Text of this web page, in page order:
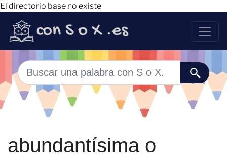
El directorio base no existe
abundantísima o